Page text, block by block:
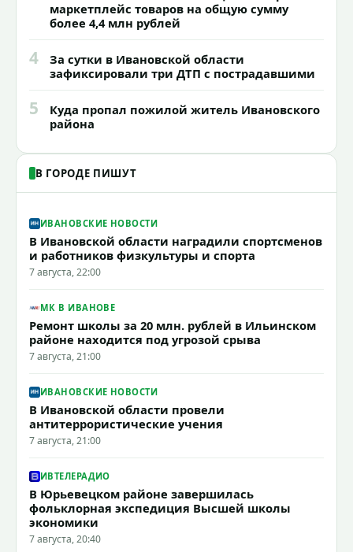
маркетплейс товаров на общую сумму
более 4,4 млн рублей
4
За сутки в Ивановской области
зафиксировали три ДТП с пострадавшими
5
Куда пропал пожилой житель Ивановского
района
В ГОРОДЕ ПИШУТ
ИВАНОВСКИЕ НОВОСТИ
В Ивановской области наградили спортсменов
и работников физкультуры и спорта
7 августа, 22:00
МК В ИВАНОВЕ
Ремонт школы за 20 млн. рублей в Ильинском
районе находится под угрозой срыва
7 августа, 21:00
ИВАНОВСКИЕ НОВОСТИ
В Ивановской области провели
антитеррористические учения
7 августа, 21:00
ИВТЕЛЕРАДИО
В Юрьевецком районе завершилась
фольклорная экспедиция Высшей школы
экономики
7 августа, 20:40